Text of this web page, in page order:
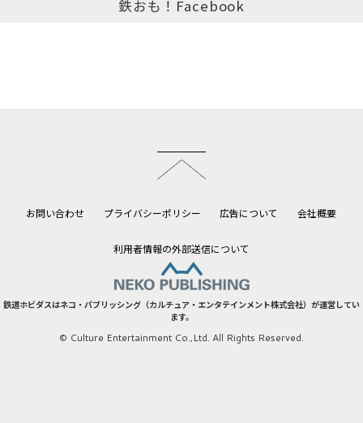
鉄おも！Facebook
お問い合わせ プライバシーポリシー 広告について 会社概要
利用者情報の外部送信について
鉄道ホビダスはネコ・パブリッシング（カルチュア・エンタテインメント株式会社）が運営してい
ます。
© Culture Entertainment Co.,Ltd. All Rights Reserved.